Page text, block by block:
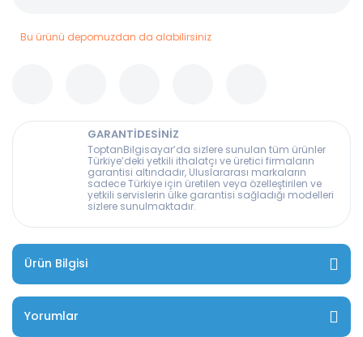
Bu ürünü depomuzdan da alabilirsiniz
GARANTİDESİNİZ
ToptanBilgisayar’da sizlere sunulan tüm ürünler
Türkiye’deki yetkili ithalatçı ve üretici firmaların
garantisi altındadır, Uluslararası markaların
sadece Türkiye için üretilen veya özelleştirilen ve
yetkili servislerin ülke garantisi sağladığı modelleri
sizlere sunulmaktadır.
Ürün Bilgisi
Yorumlar